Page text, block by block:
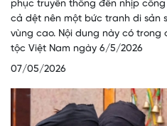
phục truyền thống đến nhịp
cả dệt nên một bức tranh di sản
vùng cao. Nội dung này có trong
tộc Việt Nam ngày 6/5/2026
07/05/2026